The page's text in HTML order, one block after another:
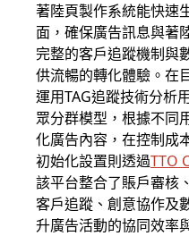
著陸頁製作系統能快速
面，確保廣告訊息與著
完整的客戶追蹤機制與
供流暢的轉化體驗。在
運用TAG追蹤技術分析
眾分群模型，根據不同
化廣告內容，在控制成
初始化設置則透過TTO
該平台整合了賬戶審核
客戶追蹤、創意協作及
升廣告活動的協同效率